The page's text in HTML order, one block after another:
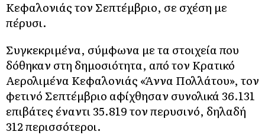
Κεφαλονιάς τον Σεπτέμβριο, σε σχέση με
πέρυσι.
Συγκεκριμένα, σύμφωνα με τα στοιχεία που
δόθηκαν στη δημοσιότητα, από τον Κρατικό
Αερολιμένα Κεφαλονιάς «Άννα Πολλάτου», τον
φετινό Σεπτέμβριο αφίχθησαν συνολικά 36.131
επιβάτες έναντι 35.819 τον περυσινό, δηλαδή
312 περισσότεροι.